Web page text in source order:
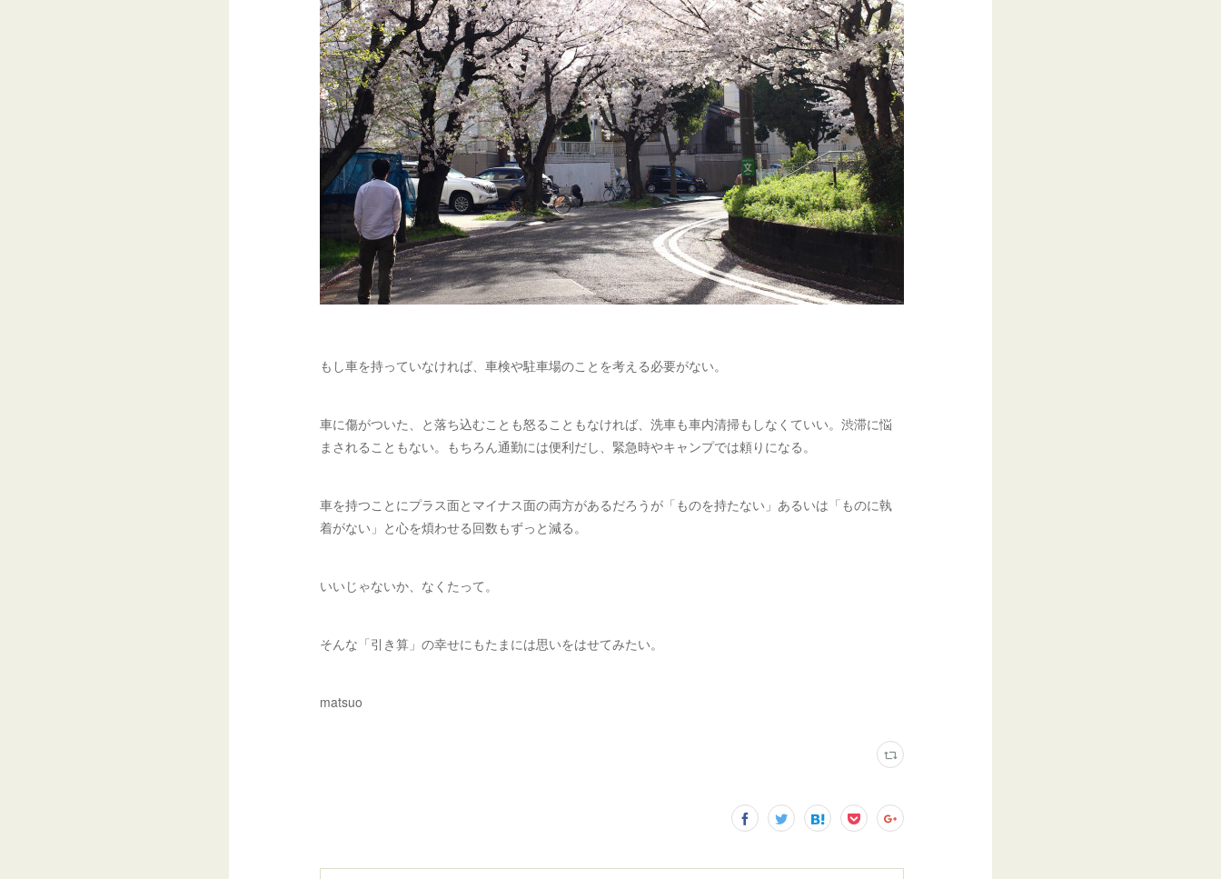
もし車を持っていなければ、車検や駐車場のことを考える必要がない。
車に傷がついた、と落ち込むことも怒ることもなければ、洗車も車内清掃もしなくていい。渋滞に悩
まされることもない。もちろん通勤には便利だし、緊急時やキャンプでは頼りになる。
車を持つことにプラス面とマイナス面の両方があるだろうが「ものを持たない」あるいは「ものに執
着がない」と心を煩わせる回数もずっと減る。
いいじゃないか、なくたって。
そんな「引き算」の幸せにもたまには思いをはせてみたい。
matsuo